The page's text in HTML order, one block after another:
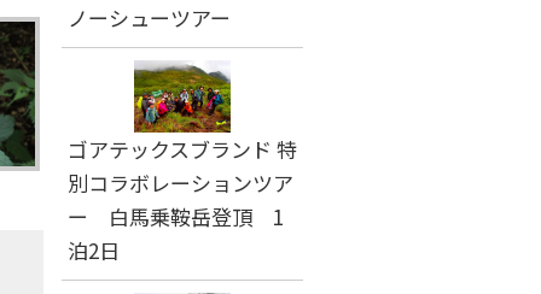
ノーシューツアー
ゴアテックスブランド 特
別コラボレーションツア
ー 白馬乗鞍岳登頂 1
泊2日